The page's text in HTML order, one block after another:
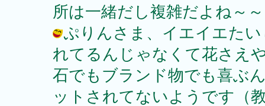
所は一緒だし複雑だよね～
ぷりんさま、イエイエた
れてるんじゃなくて花さえ
石でもブランド物でも喜ぶ
ットされてないようです（